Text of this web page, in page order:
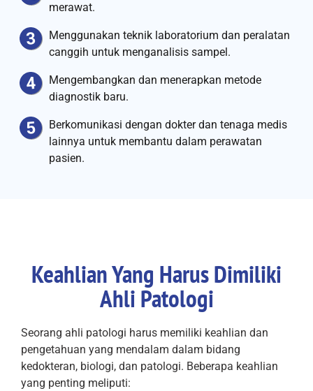
merawat.
Menggunakan teknik laboratorium dan peralatan
canggih untuk menganalisis sampel.
Mengembangkan dan menerapkan metode
diagnostik baru.
Berkomunikasi dengan dokter dan tenaga medis
lainnya untuk membantu dalam perawatan
pasien.
Keahlian Yang Harus Dimiliki
Ahli Patologi
Seorang ahli patologi harus memiliki keahlian dan
pengetahuan yang mendalam dalam bidang
kedokteran, biologi, dan patologi. Beberapa keahlian
yang penting meliputi: